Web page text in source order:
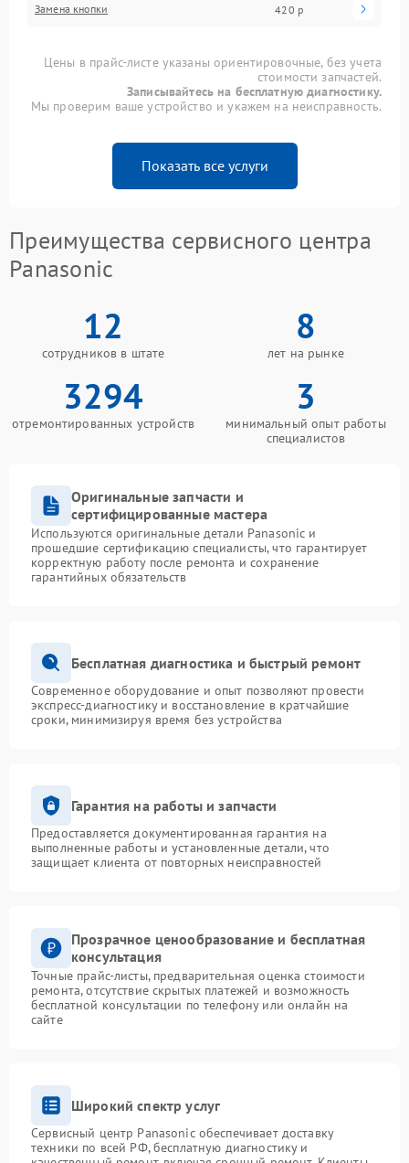
Замена кнопки 420 р
Цены в прайс-листе указаны ориентировочные, без учета
стоимости запчастей.
Записывайтесь на бесплатную диагностику.
Мы проверим ваше устройство и укажем на неисправность.
Показать все услуги
Преимущества сервисного центра
Panasonic
12
сотрудников в штате
8
лет на рынке
3294
отремонтированных устройств
3
минимальный опыт работы
специалистов
Оригинальные запчасти и
сертифицированные мастера
Используются оригинальные детали Panasonic и
прошедшие сертификацию специалисты, что гарантирует
корректную работу после ремонта и сохранение
гарантийных обязательств
Бесплатная диагностика и быстрый ремонт
Современное оборудование и опыт позволяют провести
экспресс-диагностику и восстановление в кратчайшие
сроки, минимизируя время без устройства
Гарантия на работы и запчасти
Предоставляется документированная гарантия на
выполненные работы и установленные детали, что
защищает клиента от повторных неисправностей
Прозрачное ценообразование и бесплатная
консультация
Точные прайс-листы, предварительная оценка стоимости
ремонта, отсутствие скрытых платежей и возможность
бесплатной консультации по телефону или онлайн на
сайте
Широкий спектр услуг
Сервисный центр Panasonic обеспечивает доставку
техники по всей РФ, бесплатную диагностику и